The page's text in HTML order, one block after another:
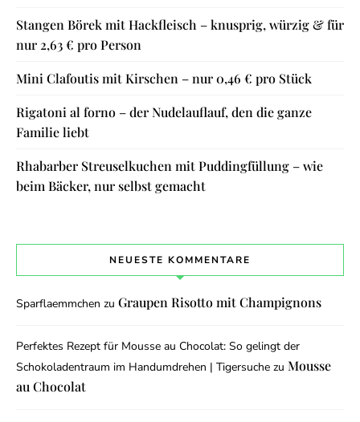
Stangen Börek mit Hackfleisch – knusprig, würzig & für
nur 2,63 € pro Person
Mini Clafoutis mit Kirschen – nur 0,46 € pro Stück
Rigatoni al forno – der Nudelauflauf, den die ganze
Familie liebt
Rhabarber Streuselkuchen mit Puddingfüllung – wie
beim Bäcker, nur selbst gemacht
NEUESTE KOMMENTARE
Sparflaemmchen zu Graupen Risotto mit Champignons
Perfektes Rezept für Mousse au Chocolat: So gelingt der
Schokoladentraum im Handumdrehen | Tigersuche zu Mousse
au Chocolat